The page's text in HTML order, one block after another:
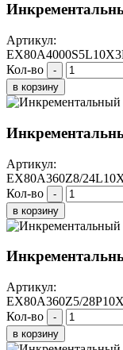
Артикул:
Кол-во
-
в корзину
Артикул:
EX80A360Z8/
Кол-во
-
в корзину
Артикул:
EX80A360Z5/
Кол-во
-
в корзину